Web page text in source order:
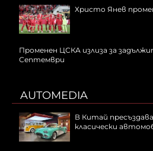
Христо Янев
Променен ЦСКА излиза за
Септември
AUTOMEDIA
В Китай
класически